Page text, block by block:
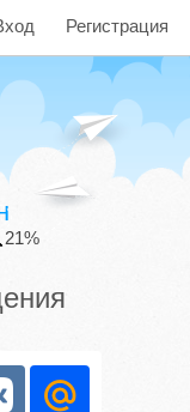
Регистрация
21%